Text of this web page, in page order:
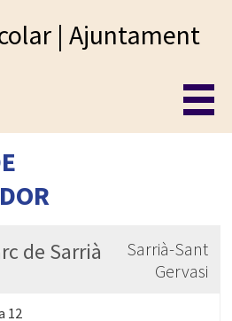
| Ajuntament
de Sarrià
Sarrià-Sant
Gervasi
12